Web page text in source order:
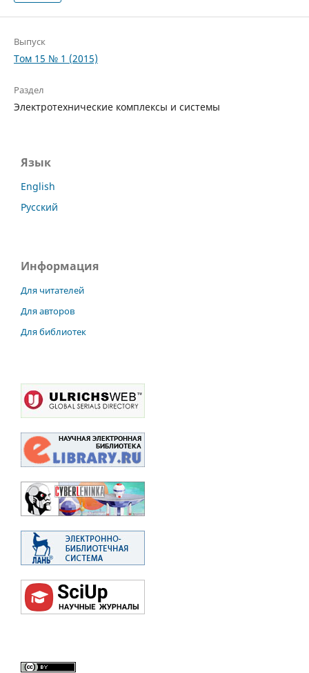
Выпуск
Том 15 № 1 (2015)
Раздел
Электротехнические комплексы и системы
Язык
English
Русский
Информация
Для читателей
Для авторов
Для библиотек